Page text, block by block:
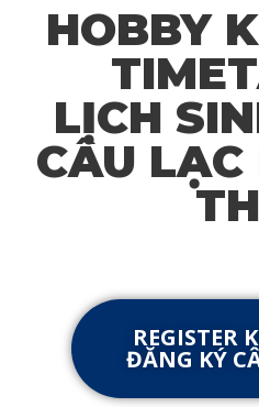
HOBBY
LỊCH
CÂU
REGISTER
ĐĂNG KÝ